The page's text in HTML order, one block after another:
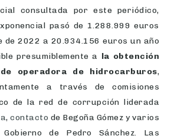
consultada por este periódico,
pasó de 1.288.999 euros
2022 a 20.934.156 euros un año
presumiblemente a la obtención
operadora de hidrocarburos,
a través de comisiones
de la red de corrupción liderada
,contacto de Begoña Gómez y varios
de Pedro Sánchez. Las